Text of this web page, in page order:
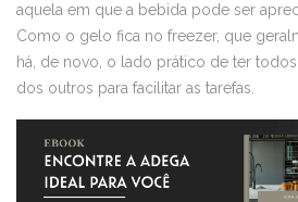
aquela em que a bebida pode ser
Como o gelo fica no freezer, que
há, de novo, o lado prático de ter
dos outros para facilitar as tarefas.